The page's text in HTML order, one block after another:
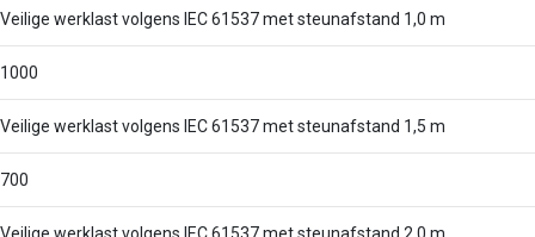
Veilige werklast volgens IEC 61537 met steunafstand 1,0 m
1000
Veilige werklast volgens IEC 61537 met steunafstand 1,5 m
700